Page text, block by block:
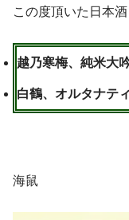
この度頂いた日本酒
越乃寒梅、純米大
白鶴、オルタナテ
海鼠